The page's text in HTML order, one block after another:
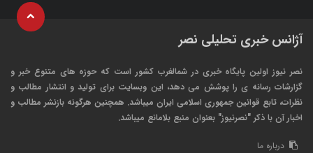
آژانس خبری تحلیلی نصر
نصر نیوز اولین پایگاه خبری در شمالغرب کشور است که حوزه های متنوع خبر و
گزارشات رسانه ی را پوشش می دهد، این وبسایت برای تولید و انتشار مطالب و
نظرات، تابع قوانین جمهوری اسلامی ایران میباشد. همچنین هرگونه بازنشر مطالب و
اخبار آن با ذکر "نصرنیوز" بعنوان منبع بلامانع میباشد.
درباره ما